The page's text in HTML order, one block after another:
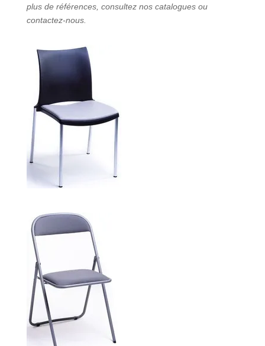
plus de références, consultez nos catalogues ou
contactez-nous.